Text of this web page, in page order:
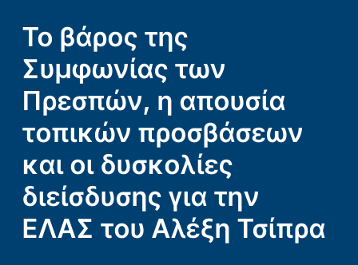
Το βάρος της
Συμφωνίας των
Πρεσπών, η απουσία
τοπικών προσβάσεων
και οι δυσκολίες
διείσδυσης για την
ΕΛΑΣ του Αλέξη Τσίπρα